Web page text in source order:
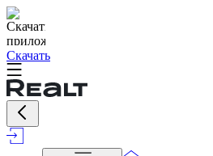
Скачать